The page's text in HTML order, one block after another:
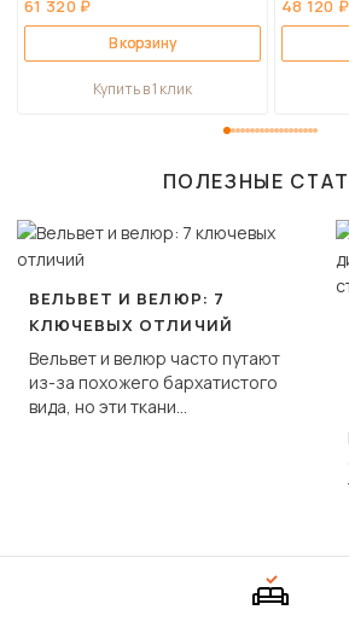
61 320 ₽
В корзину
Купить в 1 клик
48 120 ₽
ПОЛЕЗНЫЕ
ВЕЛЬВЕТ И ВЕЛЮР: 7
КЛЮЧЕВЫХ ОТЛИЧИЙ
Вельвет и велюр часто путают
из-за похожего бархатистого
вида, но эти ткани